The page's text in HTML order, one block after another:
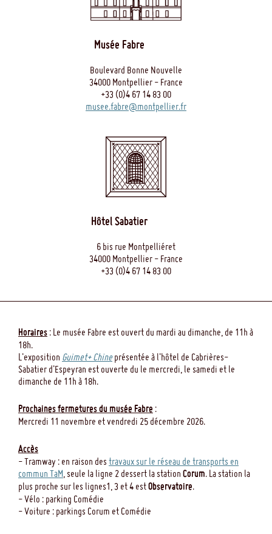
Musée Fabre
Boulevard Bonne Nouvelle
34000 Montpellier - France
+33 (0)4 67 14 83 00
musee.fabre@montpellier.fr
Hôtel Sabatier
6 bis rue Montpelliéret
34000 Montpellier - France
+33 (0)4 67 14 83 00
Horaires : Le musée Fabre est ouvert du mardi au dimanche, de 11h à
18h.
L'exposition Guimet+ Chineprésentée à l'hôtel de Cabrières-
Sabatier d'Espeyran est ouverte du le mercredi, le samedi et le
dimanche de 11h à 18h.
Prochaines fermetures du musée Fabre :
Mercredi 11 novembre et vendredi 25 décembre 2026.
Accès
- Tramway : en raison des travaux sur le réseau de transports en
commun TaM, seule la ligne 2 dessert la station Corum. La station la
plus proche sur les lignes1, 3 et 4 estObservatoire.
- Vélo : parking Comédie
- Voiture : parkings Corum et Comédie